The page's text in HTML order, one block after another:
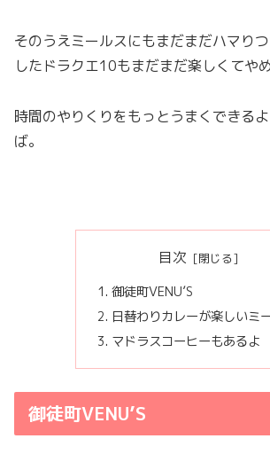
そのうえミールスにもまだまだハマり
したドラクエ10もまだまだ楽しくてや
時間のやりくりをもっとうまくできる
ば。
目次
御徒町VENU’S
日替わりカレーが楽しいミ
マドラスコーヒーもあるよ
御徒町VENU’S